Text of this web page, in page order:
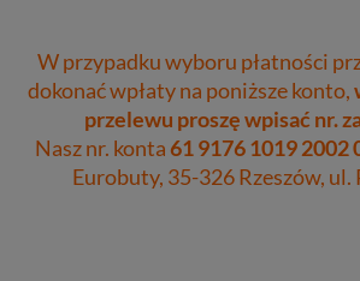
W przypadku wyboru płatności
dokonać wpłaty na poniższe konto,
przelewu proszę wpisać nr.
Nasz nr. konta61 9176 1019 2002
Eurobuty, 35-326 Rzeszów, ul.